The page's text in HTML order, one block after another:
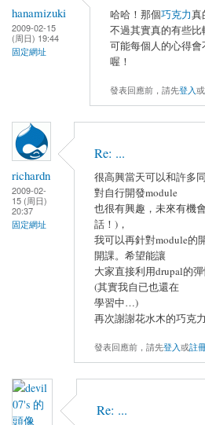
hanamizuki
2009-02-15
(周日) 19:44
固定網址
哈哈！那個巧克力真
不過其實真的有些
可能每個人的心得
喔！
發表回應前，請先登入或
richardn
2009-02-
15 (周日)
20:37
固定網址
Re: ...
很高興當天可以和許多
對自行開發module
也很有興趣，未來有機
話！)，
我可以再針對module的
開課。希望能讓
大家直接利用drupal的
(其實我自已也還在
學習中…)
再次謝謝花水木的巧克
發表回應前，請先登入或註
Re: ...